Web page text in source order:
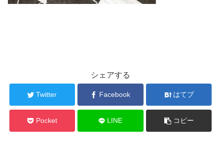
シェアする
Twitter Facebook はてブ
Pocket LINE コピー